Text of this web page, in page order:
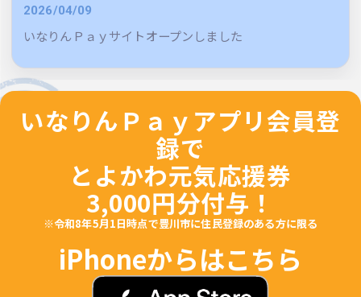
2026/04/09
いなりんＰａｙサイトオープンしました
いなりんＰａｙアプリ会員登
録で
とよかわ元気応援券
3,000円分付与！
※令和8年5月1日時点で豊川市に住民登録のある方に限る
iPhoneからはこちら